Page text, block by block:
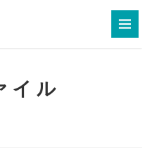
イル